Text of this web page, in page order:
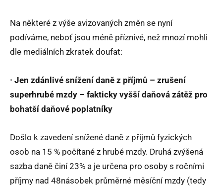
Na některé z výše avizovaných změn se nyní
podíváme, neboť jsou méně příznivé, než mnozí mohli
dle mediálních zkratek doufat:
· Jen zdánlivé snížení daně z příjmů – zrušení
superhrubé mzdy – fakticky vyšší daňová zátěž pro
bohatší daňové poplatníky
Došlo k zavedení snížené daně z příjmů fyzických
osob na 15 % počítané z hrubé mzdy. Druhá zvýšená
sazba daně činí 23% a je určena pro osoby s ročními
příjmy nad 48násobek průměrné měsíční mzdy (tedy